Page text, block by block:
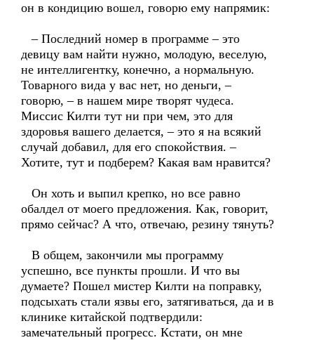
он в кондицию вошел, говорю ему напрямик:
– Последний номер в программе – это
девицу вам найти нужно, молодую, веселую,
не интеллигентку, конечно, а нормальную.
Товарного вида у вас нет, но деньги, –
говорю, – в нашем мире творят чудеса.
Миссис Килти тут ни при чем, это для
здоровья вашего делается, – это я на всякий
случай добавил, для его спокойствия. –
Хотите, тут и подберем? Какая вам нравится?
Он хоть и выпил крепко, но все равно
обалдел от моего предложения. Как, говорит,
прямо сейчас? А что, отвечаю, резину тянуть?
В общем, закончили мы программу
успешно, все пункты прошли. И что вы
думаете? Пошел мистер Килти на поправку,
подсыхать стали язвы его, затягиваться, да и в
клинике китайской подтвердили:
замечательный прогресс. Кстати, он мне